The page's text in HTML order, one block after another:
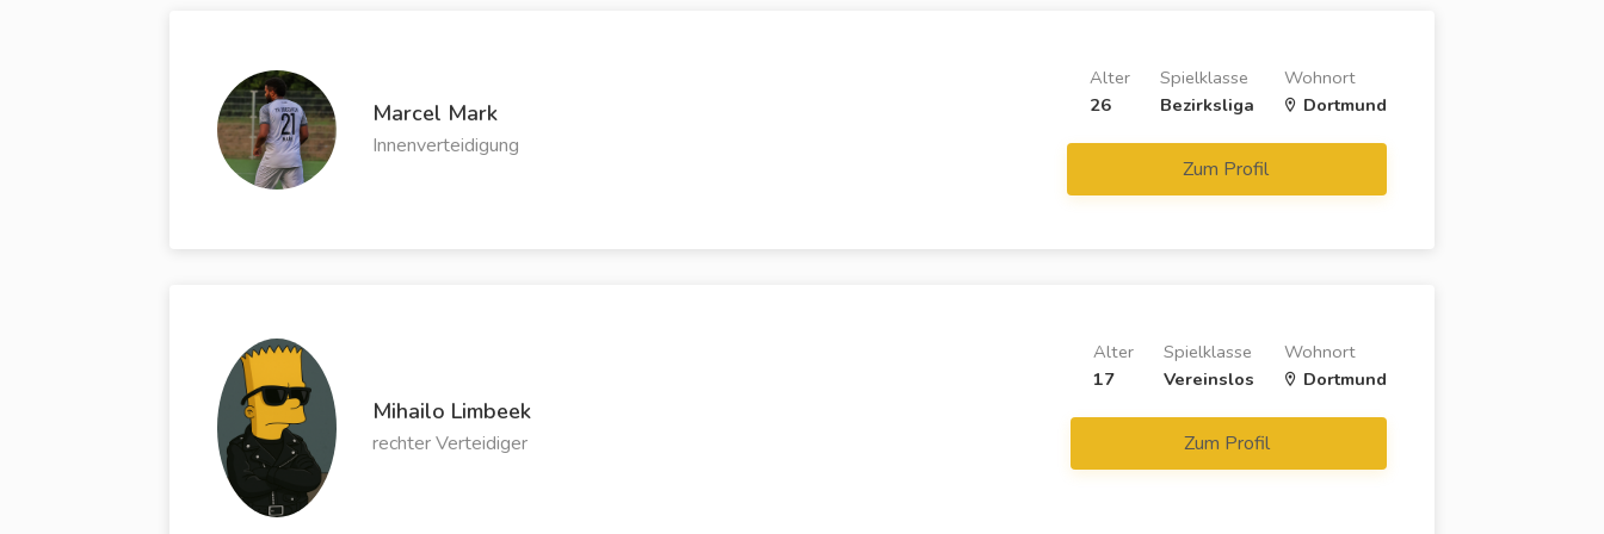
Marcel Mark
Innenverteidigung
Wohnort
Dortmund
Spielklasse
Bezirksliga
Alter
26
Zum Profil
Mihailo Limbeek
rechter Verteidiger
Wohnort
Dortmund
Spielklasse
Vereinslos
Alter
17
Zum Profil